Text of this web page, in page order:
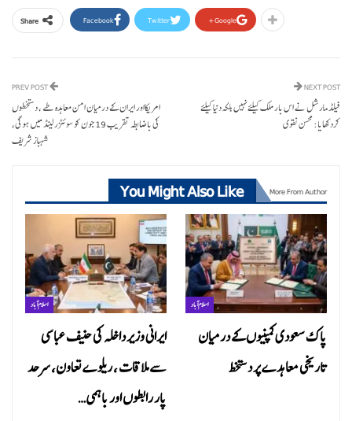
Share Facebook Twitter Google+
امریکااور ایران کے درمیان امن معاہدہ طے ، دستخطوں
کی باضابطہ تقریب 19 جون کو سوئٹزرلینڈ میں ہوگی،
شہباز شریف
NEXT POST
فیلڈ مارشل نے اس بار ملک کیلئے نہیں بلکہ دنیا کیلئے
کردکھایا: محسن نقوی
You Might Also Like More From Author
اسلام آباد
ایرانی وزیر داخلہ کی حنیف عباسی
سے ملاقات ، ریلوے تعاون، سرحد
پار رابطوں اور باہمی…
اسلام آباد
پاک سعودی کمپنیوں کے درمیان
تاریخی معاہدے پر دستخط